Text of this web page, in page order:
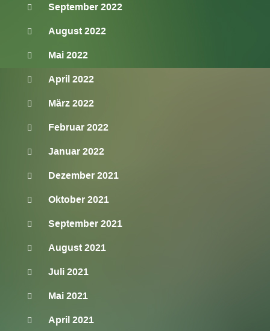
September 2022
August 2022
Mai 2022
April 2022
März 2022
Februar 2022
Januar 2022
Dezember 2021
Oktober 2021
September 2021
August 2021
Juli 2021
Mai 2021
April 2021